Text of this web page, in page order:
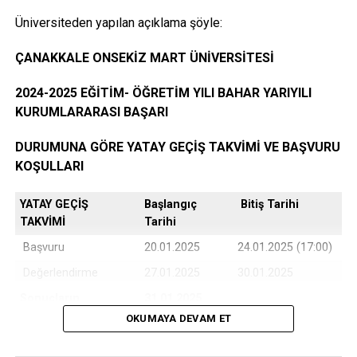
Öğrencinin yerleştiği yıldaki LYS ve ÖSYS Sonuç
ÖSYM Yerleştirme Belgesi. (İnternet çıktısı)
DGS ile yerleşen öğrencilerin DGS Sonuç belgesi
Kayıtlı olduğu Üniversiteye ait öğrenci belgesi (son
6 ay içerisinde alınmış olması ve öğrenci
Üniversiteden yapılan açıklama şöyle:
ÇANAKKALE ONSEKİZ MART ÜNİVERSİTESİ
2024-2025 EĞİTİM- ÖĞRETİM YILI BAHAR YARIYILI
KURUMLARARASI BAŞARI
DURUMUNA GÖRE YATAY GEÇİŞ TAKVİMİ VE BAŞVURU
KOŞULLARI
YATAY GEÇİŞ
TAKVİMİ
Başlangıç
Tarihi
Bitiş Tarihi
Başvuru 20.01.2025
24.01.2025 (17:00)
OKUMAYA DEVAM ET